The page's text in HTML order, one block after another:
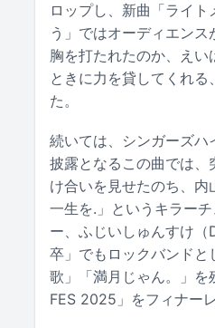
ロップし、新曲「ライ
う」ではオーディエン
胸を打たれたのか、え
ときに力を貸してくれ
た。
続いては、シンガーズ
披露となるこの曲では
け合いを見せたのち、
一生を.」というキラー
ー、ふじいしゅんすけ
卒」でもロックバンド
歌」「満月じゃん。」
FES 2025」をフィナー